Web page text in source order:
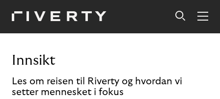
Innsikt
Les om reisen til Riverty og hvordan vi
setter mennesket i fokus